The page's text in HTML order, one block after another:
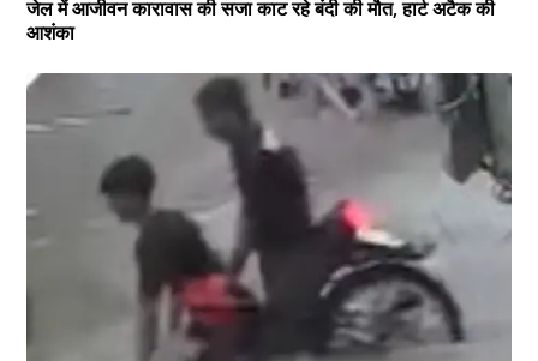
जेल में आजीवन कारावास की सजा काट रहे बंदी की मौत, हार्ट अटैक की
आशंका